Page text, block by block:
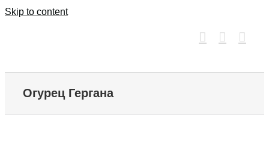
Skip to content
Огурец Гергана